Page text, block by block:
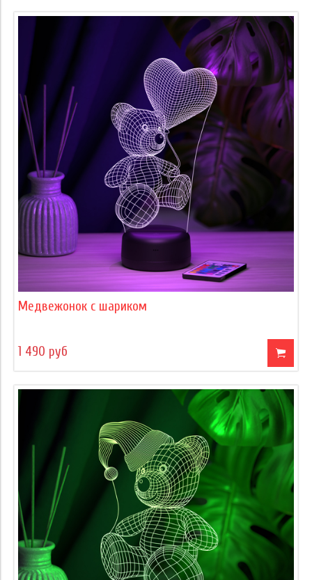
Медвежонок с шариком
1 490 руб